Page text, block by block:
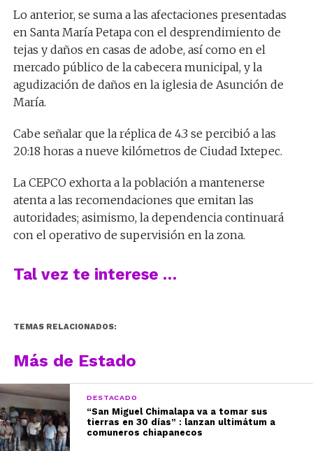
Lo anterior, se suma a las afectaciones presentadas
en Santa María Petapa con el desprendimiento de
tejas y daños en casas de adobe, así como en el
mercado público de la cabecera municipal, y la
agudización de daños en la iglesia de Asunción de
María.
Cabe señalar que la réplica de 4.3 se percibió a las
20:18 horas a nueve kilómetros de Ciudad Ixtepec.
La CEPCO exhorta a la población a mantenerse
atenta a las recomendaciones que emitan las
autoridades; asimismo, la dependencia continuará
con el operativo de supervisión en la zona.
Tal vez te interese …
TEMAS RELACIONADOS:
Más de Estado
DESTACADO
“San Miguel Chimalapa va a tomar sus
tierras en 30 días” : lanzan ultimátum a
comuneros chiapanecos